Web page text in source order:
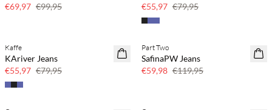
€69,97 €99,95
€55,97 €79,95
SAVE20
Kaffe
KAriver Jeans
€55,97 €79,95
SAVE20
Part Two
SafinaPW Jeans
€59,98 €119,95
BASIC DEAL